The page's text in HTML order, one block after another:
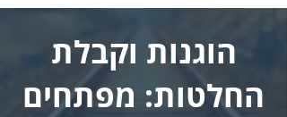
הוגנות וקבלת
החלטות: מפתחים